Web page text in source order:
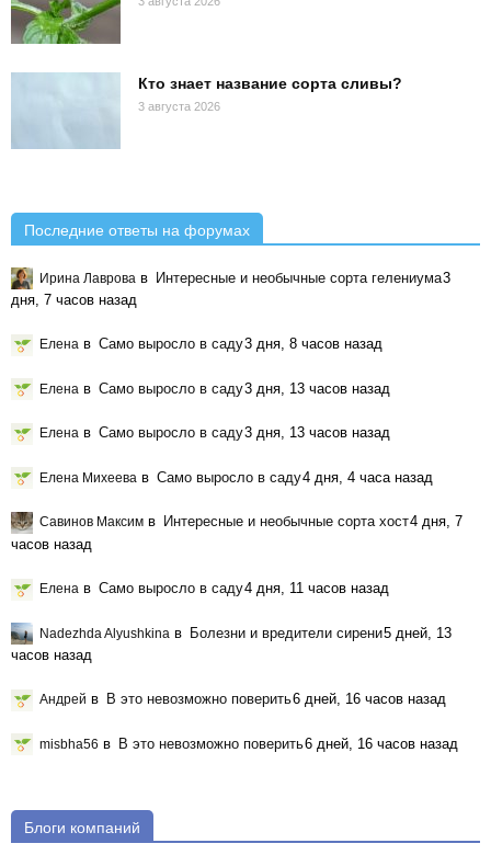
Кто знает название сорта сливы?
3 августа 2026
Последние ответы на форумах
Ирина Лаврова в Интересные и необычные сорта гелениума3
дня, 7 часов назад
Елена в Само выросло в саду3 дня, 8 часов назад
Елена в Само выросло в саду3 дня, 13 часов назад
Елена в Само выросло в саду3 дня, 13 часов назад
Елена Михеева в Само выросло в саду4 дня, 4 часа назад
Савинов Максим в Интересные и необычные сорта хост4 дня, 7
часов назад
Елена в Само выросло в саду4 дня, 11 часов назад
Nadezhda Alyushkina в Болезни и вредители сирени5 дней, 13
часов назад
Андрей в В это невозможно поверить6 дней, 16 часов назад
misbha56 в В это невозможно поверить6 дней, 16 часов назад
Блоги компаний